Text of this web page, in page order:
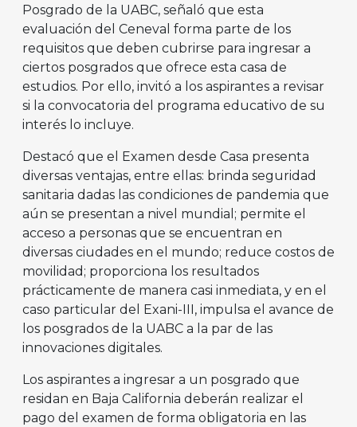
Posgrado de la UABC, señaló que esta
evaluación del Ceneval forma parte de los
requisitos que deben cubrirse para ingresar a
ciertos posgrados que ofrece esta casa de
estudios. Por ello, invitó a los aspirantes a revisar
si la convocatoria del programa educativo de su
interés lo incluye.
Destacó que el Examen desde Casa presenta
diversas ventajas, entre ellas: brinda seguridad
sanitaria dadas las condiciones de pandemia que
aún se presentan a nivel mundial; permite el
acceso a personas que se encuentran en
diversas ciudades en el mundo; reduce costos de
movilidad; proporciona los resultados
prácticamente de manera casi inmediata, y en el
caso particular del Exani-III, impulsa el avance de
los posgrados de la UABC a la par de las
innovaciones digitales.
Los aspirantes a ingresar a un posgrado que
residan en Baja California deberán realizar el
pago del examen de forma obligatoria en las